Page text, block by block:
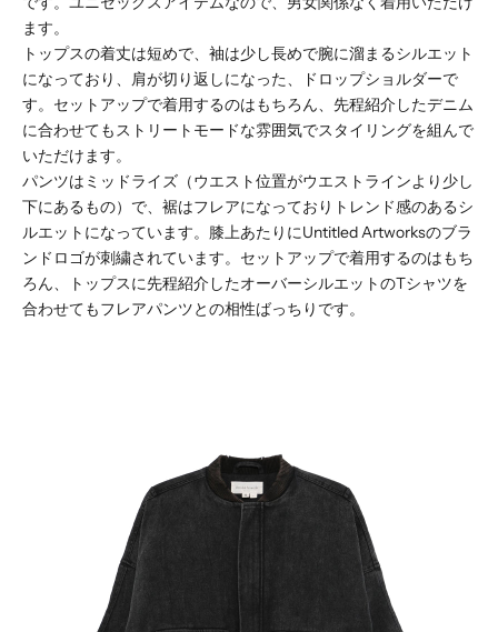
ます。
トップスの着丈は短めで、袖は少し長めで腕に溜まるシルエット
になっており、肩が切り返しになった、ドロップショルダーで
す。セットアップで着用するのはもちろん、先程紹介したデニム
に合わせてもストリートモードな雰囲気でスタイリングを組んで
いただけます。
パンツはミッドライズ（ウエスト位置がウエストラインより少し
下にあるもの）で、裾はフレアになっておりトレンド感のあるシ
ルエットになっています。膝上あたりにUntitled Artworksのブラ
ンドロゴが刺繍されています。セットアップで着用するのはもち
ろん、トップスに先程紹介したオーバーシルエットのTシャツを
合わせてもフレアパンツとの相性ばっちりです。